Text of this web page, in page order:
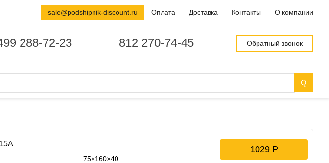
75×160×40
1029
288-72-23 812 270-74-45 Обратный звонок
sale@podshipnik-discount.ru Оплата Доставка Контакты О компании